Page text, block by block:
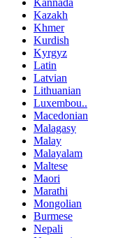
Kazakh
Khmer
Kurdish
Kyrgyz
Latin
Latvian
Lithuanian
Luxembou..
Macedonian
Malagasy
Malay
Malayalam
Maltese
Maori
Marathi
Mongolian
Burmese
Nepali